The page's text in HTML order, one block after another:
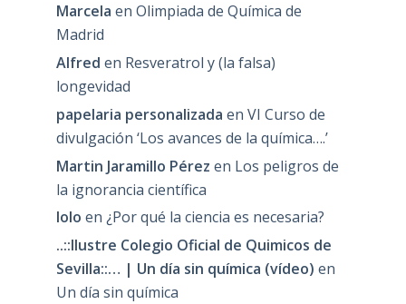
Marcela en Olimpiada de Química de
Madrid
Alfred en Resveratrol y (la falsa)
longevidad
papelaria personalizada en VI Curso de
divulgación ‘Los avances de la química….’
Martin Jaramillo Pérez en Los peligros de
la ignorancia científica
lolo en ¿Por qué la ciencia es necesaria?
..::Ilustre Colegio Oficial de Quimicos de
Sevilla::… | Un día sin química (vídeo) en
Un día sin química